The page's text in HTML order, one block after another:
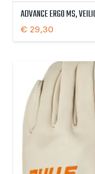
ADVANCE ERGO MS,
€ 29,30